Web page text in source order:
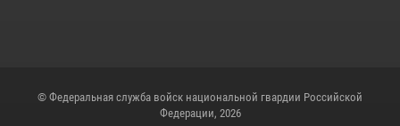
© Федеральная служба войск национальной гвардии Российской
Федерации, 2026